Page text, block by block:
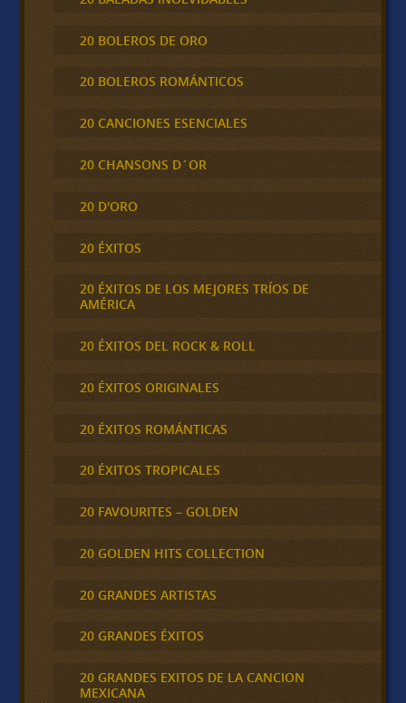
20 BOLEROS DE ORO
20 BOLEROS ROMÁNTICOS
20 CANCIONES ESENCIALES
20 CHANSONS D´OR
20 D'ORO
20 ÉXITOS
20 ÉXITOS DE LOS MEJORES TRÍOS DE
AMÉRICA
20 ÉXITOS DEL ROCK & ROLL
20 ÉXITOS ORIGINALES
20 ÉXITOS ROMÁNTICAS
20 ÉXITOS TROPICALES
20 FAVOURITES – GOLDEN
20 GOLDEN HITS COLLECTION
20 GRANDES ARTISTAS
20 GRANDES ÉXITOS
20 GRANDES EXITOS DE LA CANCION
MEXICANA